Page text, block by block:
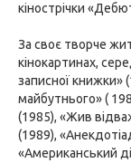
кінострічки
За своє творче
кінокартинах,
записної книжки»
майбутнього» (
(1985), «Жив
(1989),
«Американський